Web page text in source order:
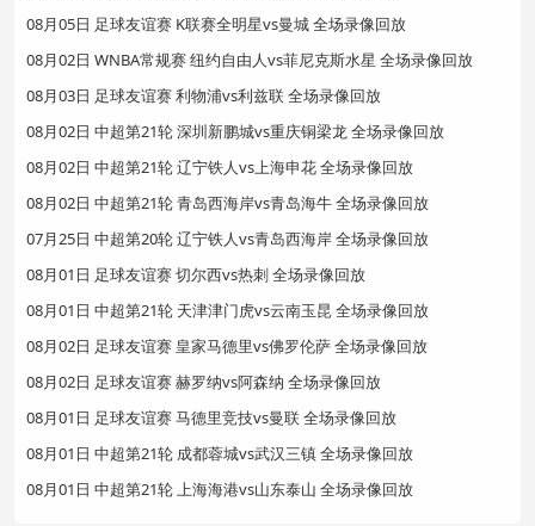
08月05日 足球友谊赛 K联赛全明星vs曼城 全场录像回放
08月02日 WNBA常规赛 纽约自由人vs菲尼克斯水星 全场录像回放
08月03日 足球友谊赛 利物浦vs利兹联 全场录像回放
08月02日 中超第21轮 深圳新鹏城vs重庆铜梁龙 全场录像回放
08月02日 中超第21轮 辽宁铁人vs上海申花 全场录像回放
08月02日 中超第21轮 青岛西海岸vs青岛海牛 全场录像回放
07月25日 中超第20轮 辽宁铁人vs青岛西海岸 全场录像回放
08月01日 足球友谊赛 切尔西vs热刺 全场录像回放
08月01日 中超第21轮 天津津门虎vs云南玉昆 全场录像回放
08月02日 足球友谊赛 皇家马德里vs佛罗伦萨 全场录像回放
08月02日 足球友谊赛 赫罗纳vs阿森纳 全场录像回放
08月01日 足球友谊赛 马德里竞技vs曼联 全场录像回放
08月01日 中超第21轮 成都蓉城vs武汉三镇 全场录像回放
08月01日 中超第21轮 上海海港vs山东泰山 全场录像回放